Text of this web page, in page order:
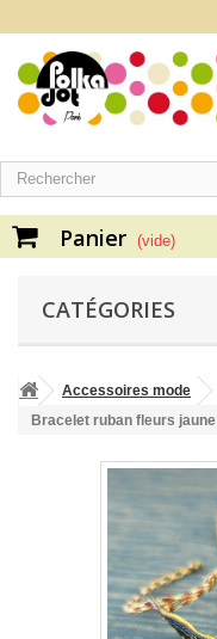
Panier (vide)
CATÉGORIES
Accessoires mode
Bracelet ruban fleurs jaune